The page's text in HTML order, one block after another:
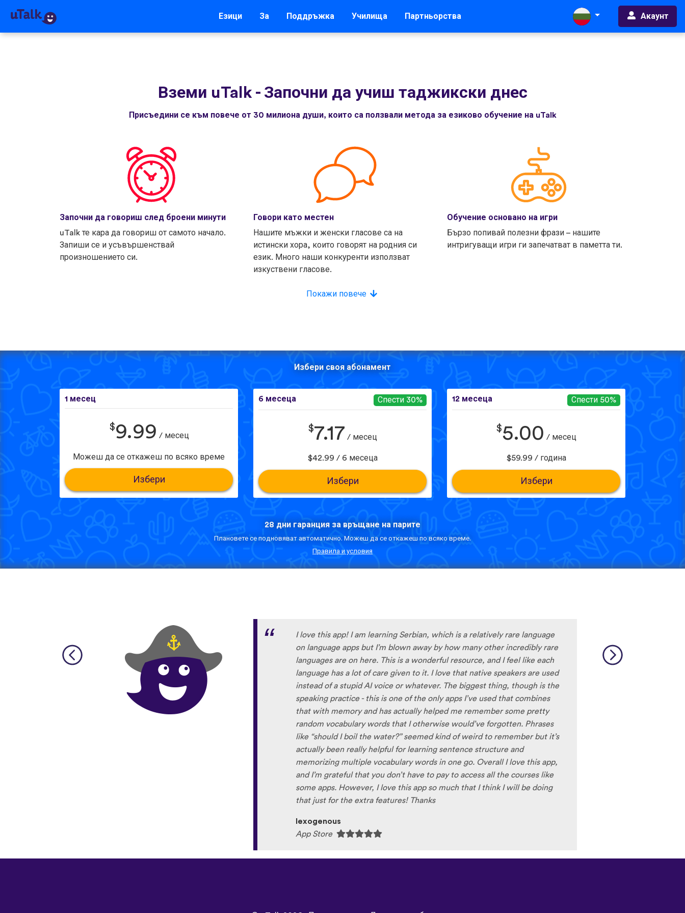
Езици За Поддръжка Училища Партньорства Акаунт
Вземи uTalk- Започни да учиш таджикски днес
Присъедини се към повече от 30 милиона души, които са ползвали метода за езиково обучение на uTalk
Започни да говориш след броени минути
uTalk те кара да говориш от самото начало.
Запиши се и усъвършенствай
произношението си.
Говори като местен
Нашите мъжки и женски гласове са на
истински хора, които говорят на родния си
език. Много наши конкуренти използват
изкуствени гласове.
Обучение основано на игри
Бързо попивай полезни фрази – нашите
интригуващи игри ги запечатват в паметта ти.
Покажи повече
Избери своя абонамент
1 месец
$9.99 / месец
Можеш да се откажеш по всяко време
Избери
6 месеца Спести 30%
$7.17 / месец
$42.99 / 6 месеца
Избери
12 месеца Спести 50%
$5.00 / месец
$59.99 / година
Избери
28 дни гаранция за връщане на парите
Плановете се подновяват автоматично. Можеш да се откажеш по всяко време.
Правила и условия
I love this app! I am learning Serbian, which is a relatively rare language
on language apps but I’m blown away by how many other incredibly rare
languages are on here. This is a wonderful resource, and I feel like each
language has a lot of care given to it. I love that native speakers are used
instead of a stupid AI voice or whatever. The biggest thing, though is the
speaking practice - this is one of the only apps I’ve used that combines
that with memory and has actually helped me remember some pretty
random vocabulary words that I otherwise would’ve forgotten. Phrases
like “should I boil the water?” seemed kind of weird to remember but it’s
actually been really helpful for learning sentence structure and
memorizing multiple vocabulary words in one go. Overall I love this app,
and I’m grateful that you don’t have to pay to access all the courses like
some apps. However, I love this app so much that I think I will be doing
that just for the extra features! Thanks
lexogenous
App Store